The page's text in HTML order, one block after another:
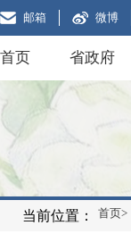
邮箱 微博
首页 省政府
当前位置： 首页>